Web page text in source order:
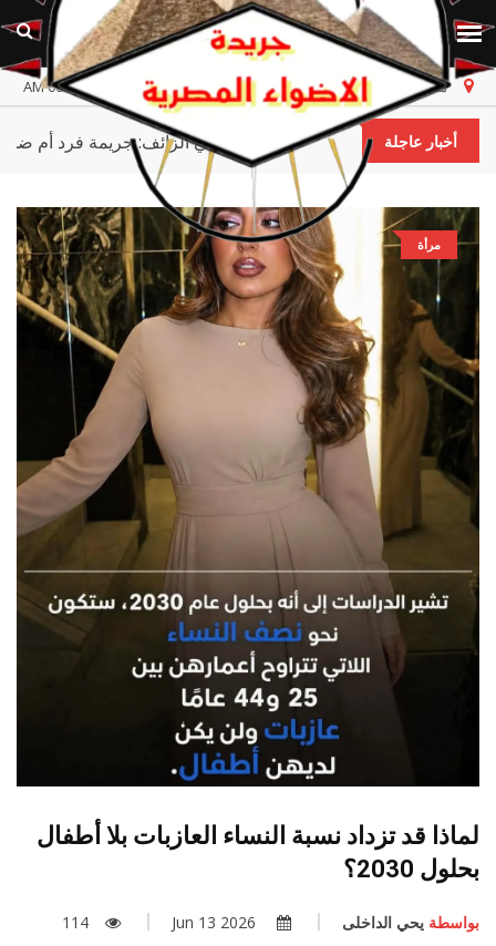
مصر الجمعة، ٧ أغسطس ٢٠٢٦ أخر تحديث 06:58:53 AM
أخبار عاجلة القاضي الزائف: جريمة فرد أم
مرأة
لماذا قد تزداد نسبة النساء العازبات بلا أطفال
بحلول 2030؟
بواسطة يحي الداخلى 114